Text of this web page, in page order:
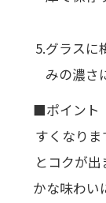
グラスに
みの濃さ
■ポイント
すくなりま
とコクが
かな味わい